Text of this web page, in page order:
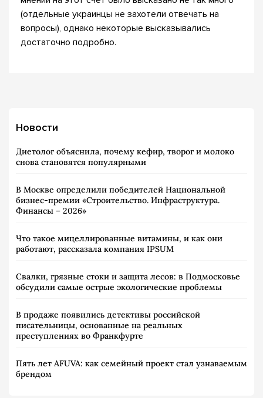
(отдельные украинцы не захотели отвечать на
вопросы), однако некоторые высказывались
достаточно подробно.
Новости
Диетолог объяснила, почему кефир, творог и молоко
снова становятся популярными
В Москве определили победителей Национальной
бизнес-премии «Строительство. Инфраструктура.
Финансы – 2026»
Что такое мицеллированные витамины, и как они
работают, рассказала компания IPSUM
Свалки, грязные стоки и защита лесов: в Подмосковье
обсудили самые острые экологические проблемы
В продаже появились детективы российской
писательницы, основанные на реальных
преступлениях во Франкфурте
Пять лет AFUVA: как семейный проект стал узнаваемым
брендом